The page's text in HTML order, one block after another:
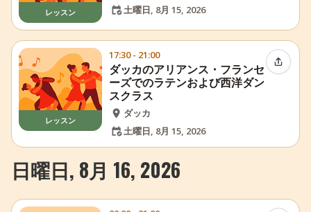
レッスン
土曜日, 8月 15, 2026
レッスン
17:30 - 21:00
ダッカのアリアンス・フランセ
ーズでのラテンおよび西洋ダン
スクラス
ダッカ
土曜日, 8月 15, 2026
イベン
日曜日, 8月 16, 2026